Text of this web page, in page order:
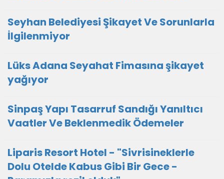
Seyhan Belediyesi Şikayet Ve Sorunlarla
İlgilenmiyor
Lüks Adana Seyahat Fimasına şikayet
yağıyor
Sinpaş Yapı Tasarruf Sandığı Yanıltıcı
Vaatler Ve Beklenmedik Ödemeler
Liparis Resort Hotel - "Sivrisineklerle
Dolu Otelde Kabus Gibi Bir Gece -